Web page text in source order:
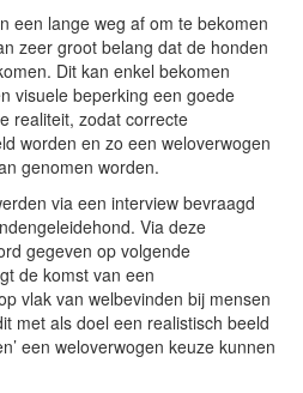
een lange weg af om te bekomen
zeer groot belang dat de honden
Dit kan enkel bekomen
visuele beperking een goede
realiteit, zodat correcte
worden en zo een weloverwogen
genomen worden.
via een interview bevraagd
Via deze
gegeven op volgende
de komst van een
vlak van welbevinden bij mensen
met als doel een realistisch beeld
een weloverwogen keuze kunnen